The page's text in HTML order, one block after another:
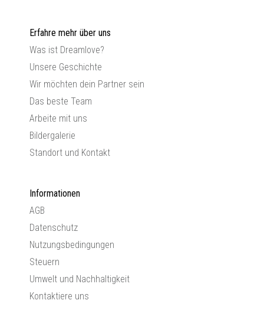
Erfahre mehr über uns
Was ist Dreamlove?
Unsere Geschichte
Wir möchten dein Partner sein
Das beste Team
Arbeite mit uns
Bildergalerie
Standort und Kontakt
Informationen
AGB
Datenschutz
Nutzungsbedingungen
Steuern
Umwelt und Nachhaltigkeit
Kontaktiere uns